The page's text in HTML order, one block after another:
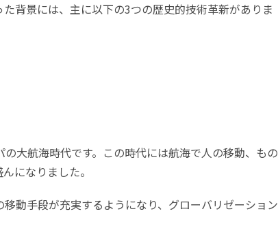
背景には、主に以下の3つの歴史的技術革新がありま
大航海時代です。この時代には航海で人の移動、もの
になりました。
動手段が充実するようになり、グローバリゼーション